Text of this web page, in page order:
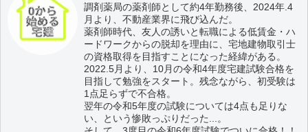
調剤薬局の薬剤師として約4年勤務後、2024年.4
月より、不動産業界に飛び込んだ。
薬剤師時代、友人の誘いと転職による低賃金・ハ
ードワークからの脱却を理由に、宅地建物取引士
の資格取得を目指すことになった経緯がある。
2022.5月より、10月の令和4年度宅建試験合格を
目指して勉強をスタート。残念ながら、初受験は
1点足らずで不合格。
翌年の令和5年度の試験については4点も足りな
い、という惨敗っぷりだった...。